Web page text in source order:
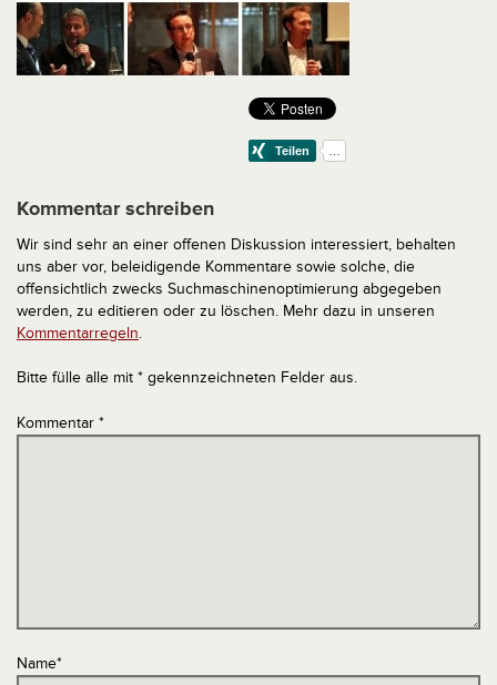
Kommentar schreiben
Wir sind sehr an einer offenen Diskussion interessiert, behalten
uns aber vor, beleidigende Kommentare sowie solche, die
offensichtlich zwecks Suchmaschinenoptimierung abgegeben
werden, zu editieren oder zu löschen. Mehr dazu in unseren
Kommentarregeln.
Bitte fülle alle mit * gekennzeichneten Felder aus.
Kommentar *
Name*